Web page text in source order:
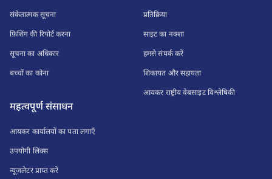
संकेतात्मक सूचना
फ़िशिंग की रिपोर्ट करना
सूचना का अधिकार
बच्चों का कोना
प्रतिक्रिया
साइट का नक्शा
हमसे संपर्क करें
शिकायत और सहायता
आयकर राष्ट्रीय वेबसाइट विश्लेषिकी
महत्वपूर्ण संसाधन
आयकर कार्यालयों का पता लगाएँ
उपयोगी लिंक्स
न्यूज़लेटर प्राप्त करें